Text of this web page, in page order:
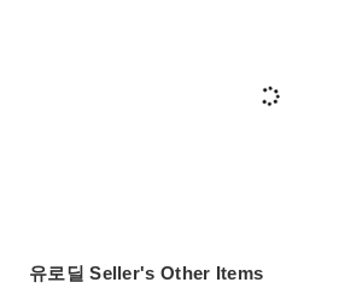
유로딜 Seller's Other Items